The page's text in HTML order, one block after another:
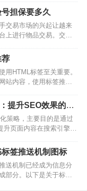
。 验号器是一种专门用
可以帮助用户快速检测
安全。以下是验号器的
担保要多久
交易市场的兴起让越来
上进行物品交易。交易
详细介绍闲鱼验号担保
交易。 一、什么是闲鱼
鱼平台推出的一项保障
该…
荐
用HTML标签至关重要。
站内容，使用标签推荐
有不同的级别。合理使
结构层次，对搜索引擎
用H1标签，仅出现一
提升SEO效果的关
策略，主要目的是通过
升页面内容在搜索引擎中
则进行编写： 在数字营
擎优化）是提升网站可
”作为一种有效的SEO策
签推送机制图标
送机制已经成为信息分
部分。以下是关于标签